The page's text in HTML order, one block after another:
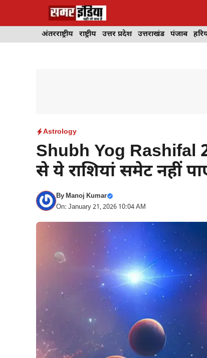
अंतरराष्ट्रीय राष्ट्रीय उत्तर प्रदेश उत्तराखंड पंजाब
Astrology
Shubh Yog Rashifal
से ये राशियां समेट नहीं
ByManoj Kumar
On: January 21, 2026 10:04 AM